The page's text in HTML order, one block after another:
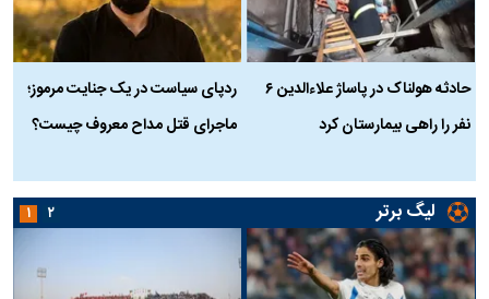
حادثه هولناک در پاساژ علاءالدین ۶
نفر را راهی بیمارستان کرد
ردپای سیاست در یک جنایت مرموز؛
ماجرای قتل مداح معروف چیست؟
لیگ برتر ۱ ۲